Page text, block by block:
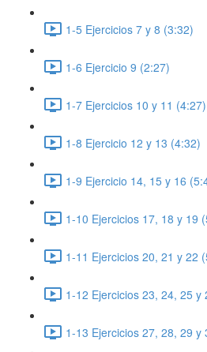
1-5 Ejercicios 7 y 8 (3:32)
1-6 Ejercicio 9 (2:27)
1-7 Ejercicios 10 y 11 (4:27)
1-8 Ejercicio 12 y 13 (4:32)
1-9 Ejercicio 14, 15 y 16
1-10 Ejercicios 17, 18 y 19
1-11 Ejercicios 20, 21 y 22
1-12 Ejercicios 23, 24, 25 y
1-13 Ejercicios 27, 28, 29 y